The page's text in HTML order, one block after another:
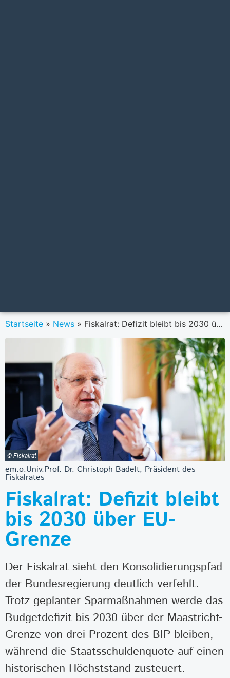
Startseite » News » Fiskalrat: Defizit bleibt bis 2030 über EU-Grenze
© Fiskalrat
em.o.Univ.Prof. Dr. Christoph Badelt, Präsident des
Fiskalrates
Fiskalrat: Defizit bleibt
bis 2030 über EU-
Grenze
Der Fiskalrat sieht den Konsolidierungspfad
der Bundesregierung deutlich verfehlt.
Trotz geplanter Sparmaßnahmen werde das
Budgetdefizit bis 2030 über der Maastricht-
Grenze von drei Prozent des BIP bleiben,
während die Staatsschuldenquote auf einen
historischen Höchststand zusteuert.